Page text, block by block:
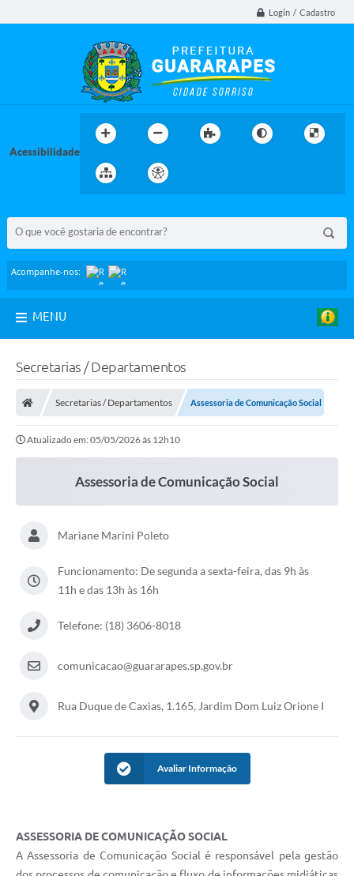
Login / Cadastro
Acessibilidade
Acompanhe-nos:
MENU
Secretarias / Departamentos
Secretarias / Departamentos Assessoria de Comunicação Social
Atualizado em: 05/05/2026 às 12h10
Assessoria de Comunicação Social
Mariane Marini Poleto
Funcionamento: De segunda a sexta-feira, das 9h às
11h e das 13h às 16h
Telefone: (18) 3606-8018
comunicacao@guararapes.sp.gov.br
Rua Duque de Caxias, 1.165, Jardim Dom Luiz Orione I
Avaliar Informação
ASSESSORIA DE COMUNICAÇÃO SOCIAL
A Assessoria de Comunicação Social é responsável pela gestão